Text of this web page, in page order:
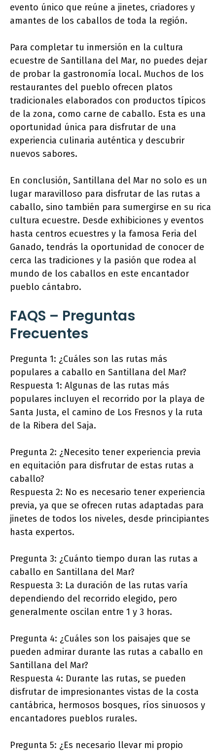
evento único que reúne a jinetes, criadores y
amantes de los caballos de toda la región.
Para completar tu inmersión en la cultura
ecuestre de Santillana del Mar, no puedes dejar
de probar la gastronomía local. Muchos de los
restaurantes del pueblo ofrecen platos
tradicionales elaborados con productos típicos
de la zona, como carne de caballo. Esta es una
oportunidad única para disfrutar de una
experiencia culinaria auténtica y descubrir
nuevos sabores.
En conclusión, Santillana del Mar no solo es un
lugar maravilloso para disfrutar de las rutas a
caballo, sino también para sumergirse en su rica
cultura ecuestre. Desde exhibiciones y eventos
hasta centros ecuestres y la famosa Feria del
Ganado, tendrás la oportunidad de conocer de
cerca las tradiciones y la pasión que rodea al
mundo de los caballos en este encantador
pueblo cántabro.
FAQS – Preguntas
Frecuentes
Pregunta 1: ¿Cuáles son las rutas más
populares a caballo en Santillana del Mar?
Respuesta 1: Algunas de las rutas más
populares incluyen el recorrido por la playa de
Santa Justa, el camino de Los Fresnos y la ruta
de la Ribera del Saja.
Pregunta 2: ¿Necesito tener experiencia previa
en equitación para disfrutar de estas rutas a
caballo?
Respuesta 2: No es necesario tener experiencia
previa, ya que se ofrecen rutas adaptadas para
jinetes de todos los niveles, desde principiantes
hasta expertos.
Pregunta 3: ¿Cuánto tiempo duran las rutas a
caballo en Santillana del Mar?
Respuesta 3: La duración de las rutas varía
dependiendo del recorrido elegido, pero
generalmente oscilan entre 1 y 3 horas.
Pregunta 4: ¿Cuáles son los paisajes que se
pueden admirar durante las rutas a caballo en
Santillana del Mar?
Respuesta 4: Durante las rutas, se pueden
disfrutar de impresionantes vistas de la costa
cantábrica, hermosos bosques, ríos sinuosos y
encantadores pueblos rurales.
Pregunta 5: ¿Es necesario llevar mi propio